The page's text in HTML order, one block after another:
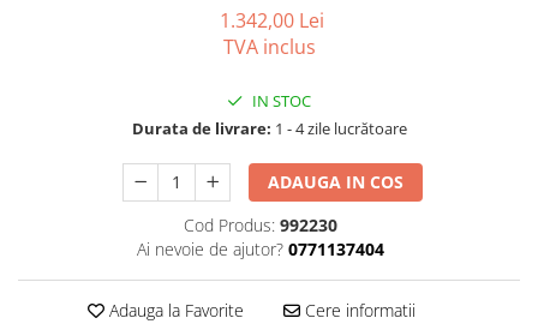
Rezervoare aparente
Rame instalare
Mobilier Baie
Seturi de mobilier si lavoar
Oglinzi baie si corpuri iluminat
Corpuri iluminat
1.342,00 Lei
TVA inclus
IN STOC
Durata de livrare: 1 - 4 zile lucrătoare
ADAUGA IN COS
Cod Produs: 992230
Ai nevoie de ajutor? 0771137404
Adauga la Favorite Cere informatii